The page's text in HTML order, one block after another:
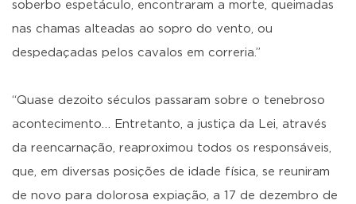
soberbo espetáculo, encontraram a morte, queimadas
nas chamas alteadas ao sopro do vento, ou
despedaçadas pelos cavalos em correria.”
“Quase dezoito séculos passaram sobre o tenebroso
acontecimento… Entretanto, a justiça da Lei, através
da reencarnação, reaproximou todos os responsáveis,
que, em diversas posições de idade física, se reuniram
de novo para dolorosa expiação, a 17 de dezembro de